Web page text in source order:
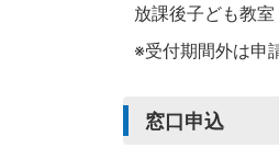
放課後子ども教
※受付期間外は申
窓口申込